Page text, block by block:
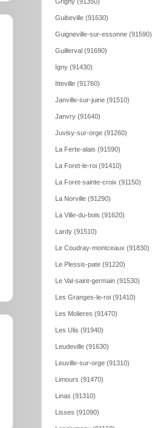
Grigny (91350)
Guibeville (91630)
Guigneville-sur-essonne (91590)
Guillerval (91690)
Igny (91430)
Itteville (91760)
Janville-sur-juine (91510)
Janvry (91640)
Juvisy-sur-orge (91260)
La Ferte-alais (91590)
La Foret-le-roi (91410)
La Foret-sainte-croix (91150)
La Norville (91290)
La Ville-du-bois (91620)
Lardy (91510)
Le Coudray-montceaux (91830)
Le Plessis-pate (91220)
Le Val-saint-germain (91530)
Les Granges-le-roi (91410)
Les Molieres (91470)
Les Ulis (91940)
Leudeville (91630)
Leuville-sur-orge (91310)
Limours (91470)
Linas (91310)
Lisses (91090)